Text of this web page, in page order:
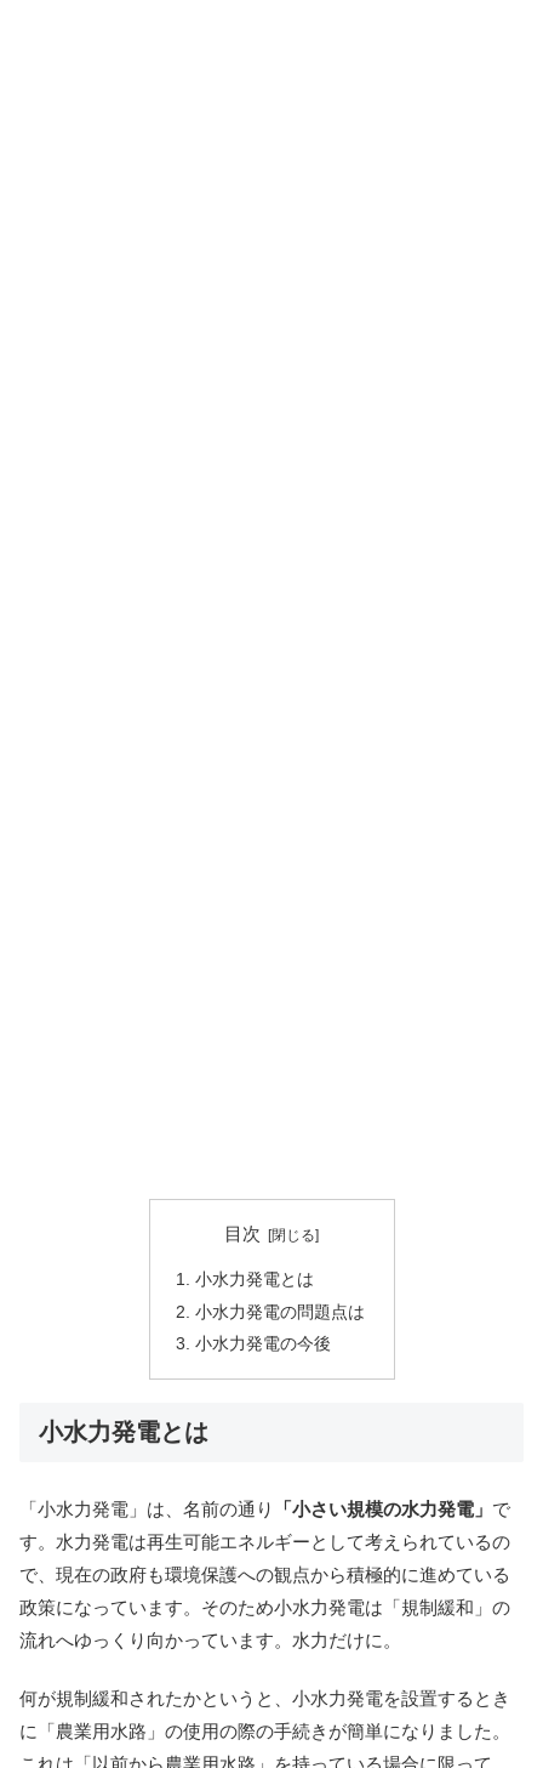
目次
小水力発電とは
小水力発電の問題点は
小水力発電の今後
小水力発電とは
「小水力発電」は、名前の通り 「小さい規模の水力発電」 で
す。水力発電は再生可能エネルギーとして考えられているの
で、現在の政府も環境保護への観点から積極的に進めている
政策になっています。そのため小水力発電は「規制緩和」の
流れへゆっくり向かっています。水力だけに。
何が規制緩和されたかというと、小水力発電を設置するとき
に「農業用水路」の使用の際の手続きが簡単になりました。